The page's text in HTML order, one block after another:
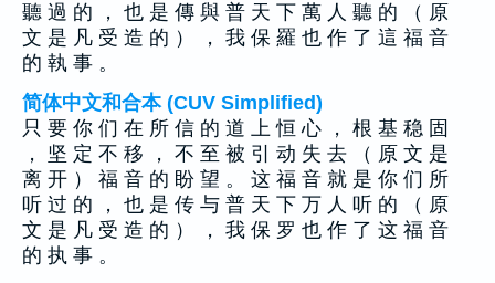
聽 過 的 ， 也 是 傳 與 普 天 下 萬 人 聽 的 （ 原
文 是 凡 受 造 的 ） ， 我 保 羅 也 作 了 這 福 音
的 執 事 。
简体中文和合本 (CUV Simplified)
只 要 你 们 在 所 信 的 道 上 恒 心 ， 根 基 稳 固
， 坚 定 不 移 ， 不 至 被 引 动 失 去 （ 原 文 是
离 开 ） 福 音 的 盼 望 。 这 福 音 就 是 你 们 所
听 过 的 ， 也 是 传 与 普 天 下 万 人 听 的 （ 原
文 是 凡 受 造 的 ） ， 我 保 罗 也 作 了 这 福 音
的 执 事 。